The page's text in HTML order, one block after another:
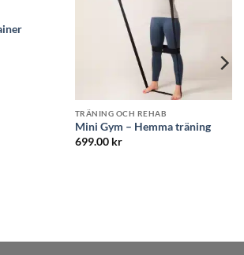
TRÄNING OCH REHAB
Massage